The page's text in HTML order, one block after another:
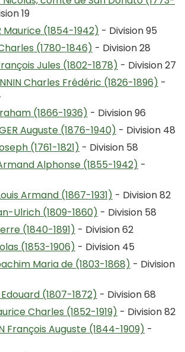
19
Maurice (1854-1942) - Division 95
(1780-1846) - Division 28
Jules (1802-1878) - Division 27
Charles Frédéric (1826-1896) -
(1866-1936) - Division 96
Auguste (1876-1940) - Division 48
(1761-1821) - Division 58
Alphonse (1855-1942) -
Armand (1867-1931) - Division 82
Ulrich (1809-1860) - Division 58
(1840-1891) - Division 62
(1853-1906) - Division 45
Maria de (1803-1868) - Division
Edouard (1807-1872) - Division 68
Charles (1852-1919) - Division 82
François Auguste (1844-1909) -